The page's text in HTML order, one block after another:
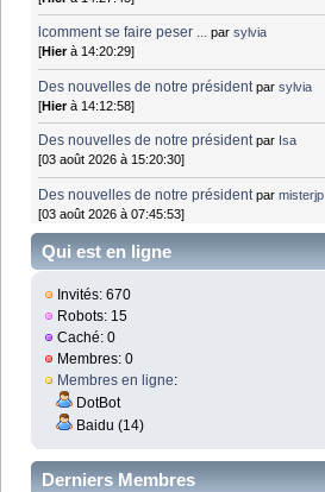
lcomment se faire peser ... parsylvia
[Hierà 14:20:29]
Des nouvelles de notre président parsylvia
[Hierà 14:12:58]
Des nouvelles de notre président par Isa
[03 août 2026 à 15:20:30]
Des nouvelles de notre président parmisterjp
[03 août 2026 à 07:45:53]
Qui est en ligne
Invités: 670
Robots: 15
Caché: 0
Membres: 0
Membres en ligne:
DotBot
Baidu (14)
Derniers Membres